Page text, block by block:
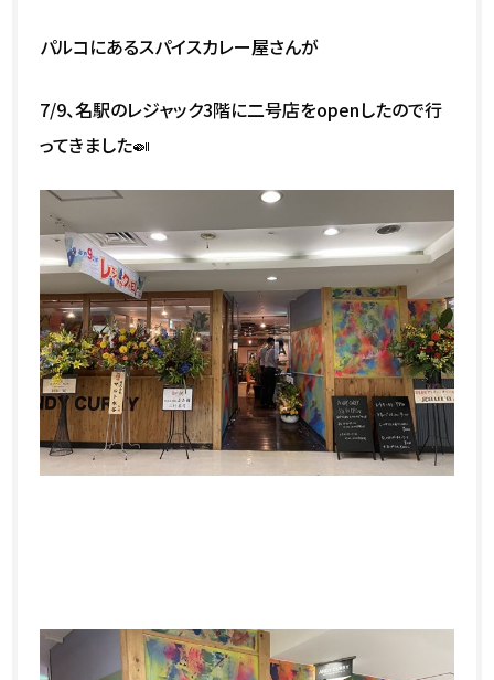
パルコにあるスパイスカレー屋さんが
7/9、名駅のレジャック3階に二号店をopenしたので行
ってきました🍛